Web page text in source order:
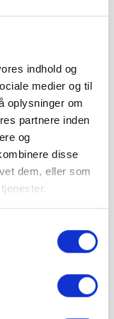
indhold og
medier og til
oplysninger om
partnere inden
og
disse
dem, eller som
i stedet for 5-6
skal
M²
3-5 kg/m²
8-12 kg/m²
15-20 kg/m²